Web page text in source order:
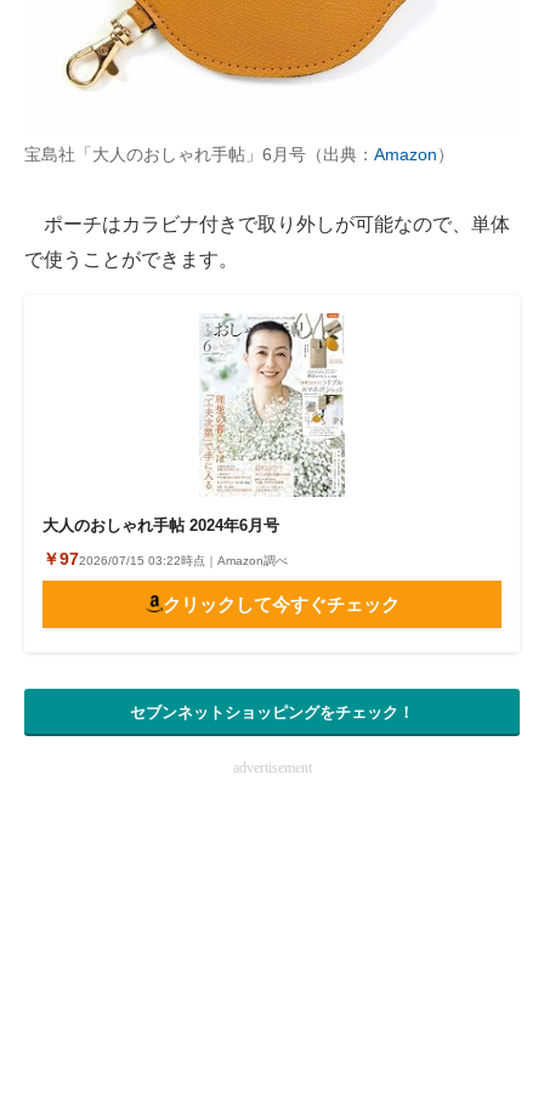
宝島社「大人のおしゃれ手帖」6月号（出典： Amazon）
ポーチはカラビナ付きで取り外しが可能なので、単体
で使うことができます。
大人のおしゃれ手帖 2024年6月号
￥972026/07/15 03:22時点｜Amazon調べ
クリックして今すぐチェック
セブンネットショッピングをチェック！
advertisement